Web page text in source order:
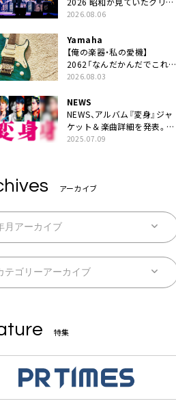
マス!? 』発売＆上映決定
2026.08.06
Yamaha
【俺の楽器・私の愛機】
2062「なんだかんだでこれが
1番」
2026.08.03
NEWS
NEWS、アルバム『変身』ジャ
ケット＆楽曲詳細を発表。ナ
レーションは⼭寺宏⼀
2025.07.09
アーカイブ
特集